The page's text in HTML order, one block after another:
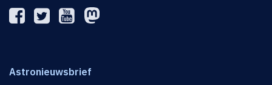
Astronieuwsbrief